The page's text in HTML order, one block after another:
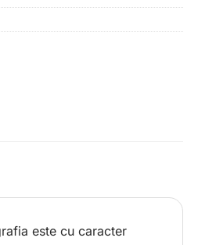
este cu caracter